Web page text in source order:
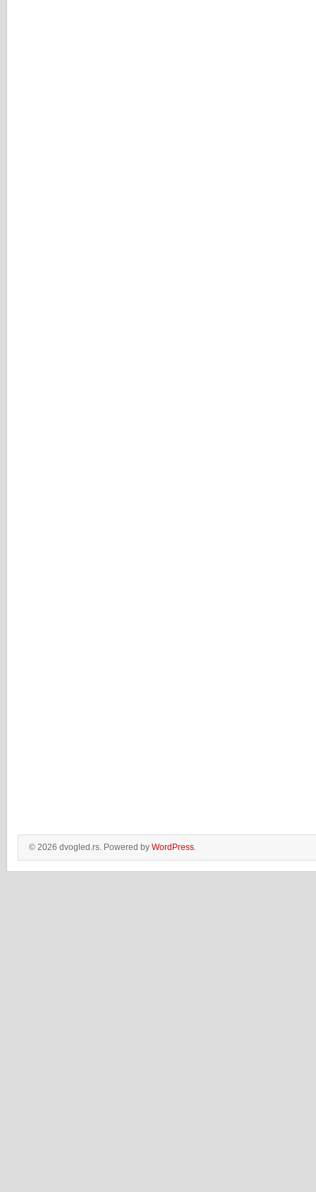
© 2026 dvogled.rs. Powered by WordPress.